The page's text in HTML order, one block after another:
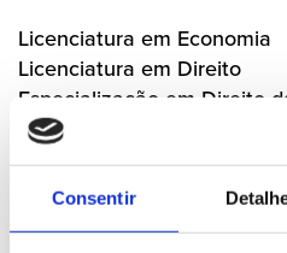
Consentir
Licenciatura em Economia
Licenciatura em Direito
Especialização em Direito
Pós-Graduação em Direito
Técnico Superior do Banco